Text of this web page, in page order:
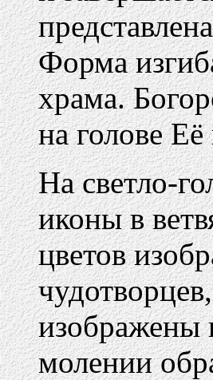
Форма
храма.
на голове
На светло-
иконы в
цветов
изображены
молении